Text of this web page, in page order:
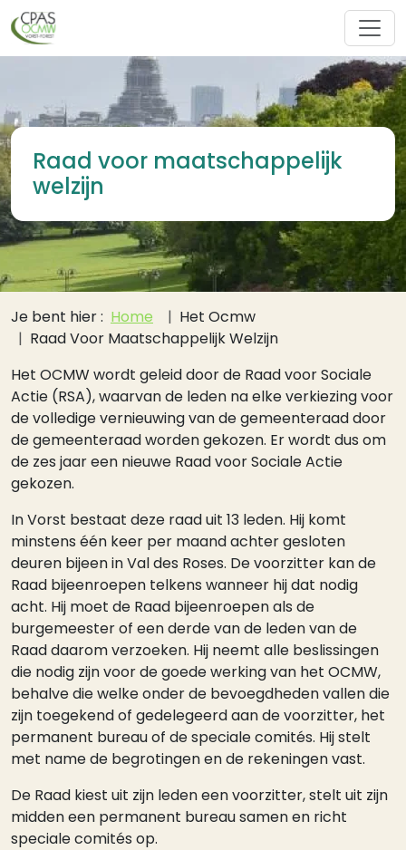
Overslaan en naar de inhoud gaan
Raad voor maatschappelijk
welzijn
Kruimelpad
Je bent hier : Home
Het Ocmw
Raad Voor Maatschappelijk Welzijn
Het OCMW wordt geleid door de Raad voor Sociale
Actie (RSA), waarvan de leden na elke verkiezing voor
de volledige vernieuwing van de gemeenteraad door
de gemeenteraad worden gekozen. Er wordt dus om
de zes jaar een nieuwe Raad voor Sociale Actie
gekozen.
In Vorst bestaat deze raad uit 13 leden. Hij komt
minstens één keer per maand achter gesloten
deuren bijeen in Val des Roses. De voorzitter kan de
Raad bijeenroepen telkens wanneer hij dat nodig
acht. Hij moet de Raad bijeenroepen als de
burgemeester of een derde van de leden van de
Raad daarom verzoeken. Hij neemt alle beslissingen
die nodig zijn voor de goede werking van het OCMW,
behalve die welke onder de bevoegdheden vallen die
zijn toegekend of gedelegeerd aan de voorzitter, het
permanent bureau of de speciale comités. Hij stelt
met name de begrotingen en de rekeningen vast.
De Raad kiest uit zijn leden een voorzitter, stelt uit zijn
midden een permanent bureau samen en richt
speciale comités op.